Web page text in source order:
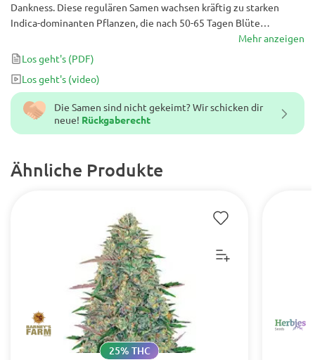
Die Samen sind nicht gekeimt? Wir schicken dir
neue! Rückgaberecht
Ähnliche Produkte
25% THC
Dankness. Diese regulären Samen wachsen kräftig zu starken
Indica-dominanten Pflanzen, die nach 50-65 Tagen Blüte
erstklassige Erträge bringen. Dieser erstaunliche Kush ist die
perfekte Wahl für jeden Züchter!
Mehr anzeigen
Los geht's (PDF)
Los geht's (video)